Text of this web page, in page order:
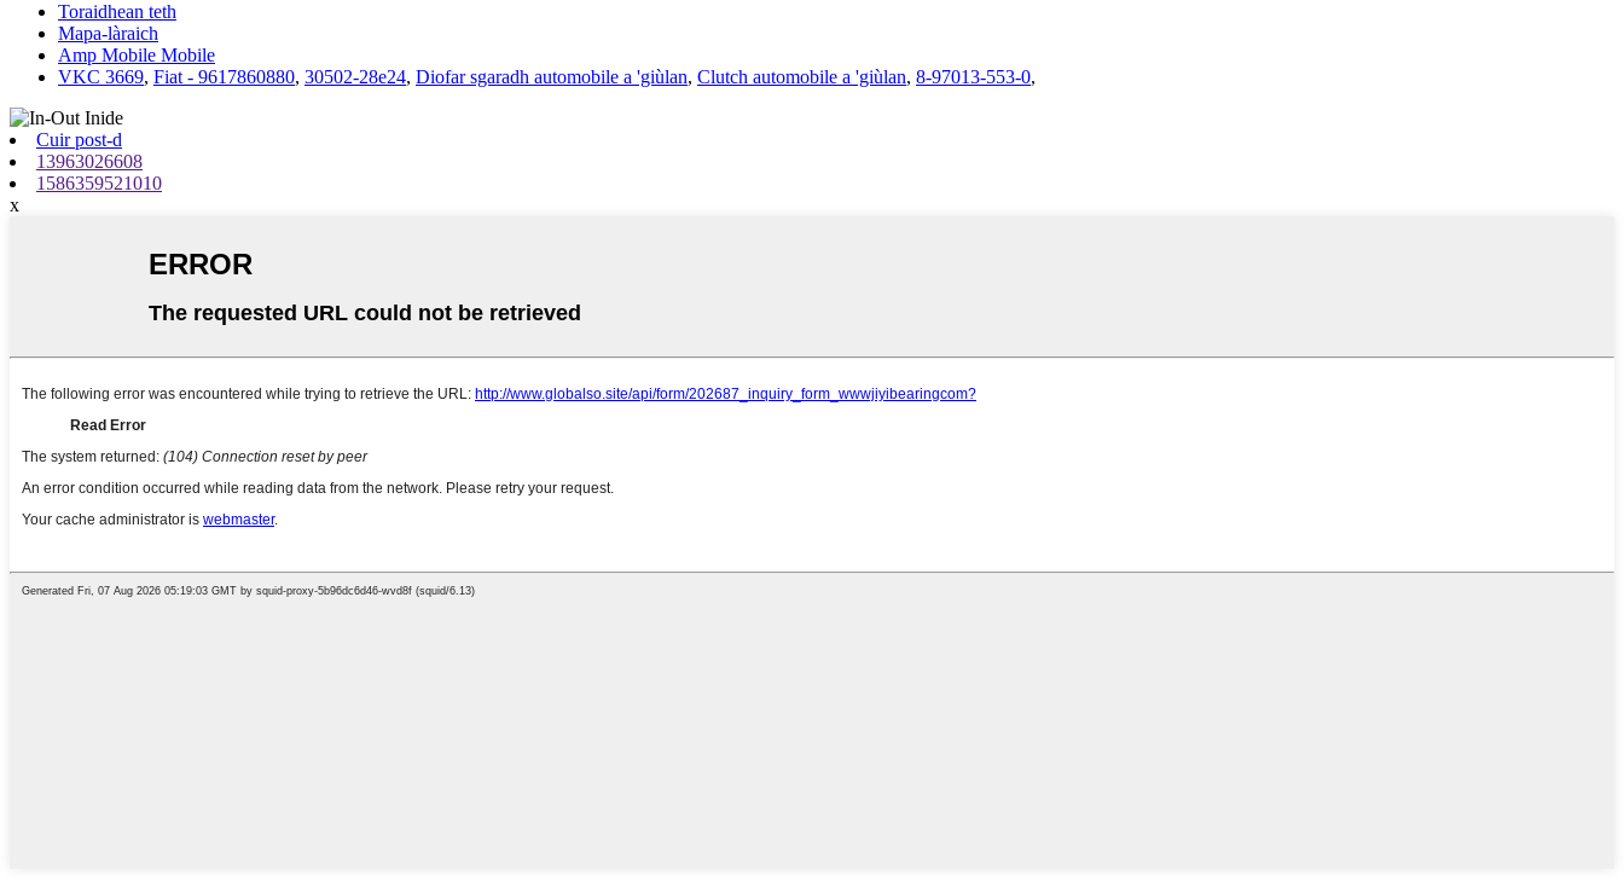
Toraidhean teth
Mapa-làraich
Amp Mobile Mobile
VKC 3669, Fiat - 9617860880, 30502-28e24, Diofar sgaradh automobile a 'giùlan, Clutch automobile a 'giùlan, 8-97013-553-0,
Cuir post-d
13963026608
1586359521010
x